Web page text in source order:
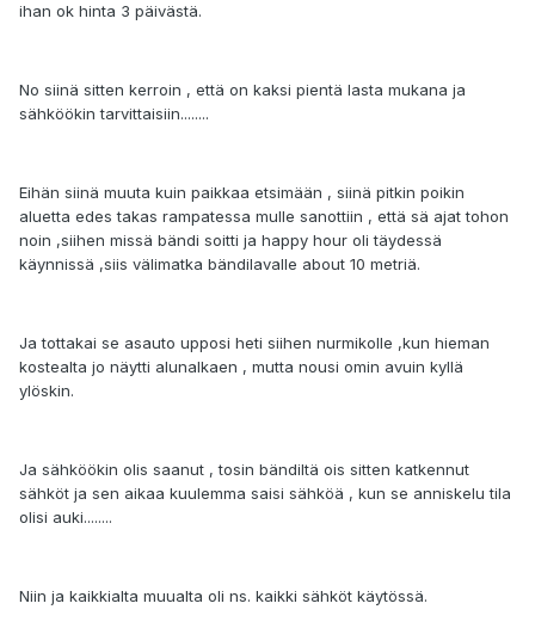
ihan ok hinta 3 päivästä.
No siinä sitten kerroin , että on kaksi pientä lasta mukana ja
sähköökin tarvittaisiin........
Eihän siinä muuta kuin paikkaa etsimään , siinä pitkin poikin
aluetta edes takas rampatessa mulle sanottiin , että sä ajat tohon
noin ,siihen missä bändi soitti ja happy hour oli täydessä
käynnissä ,siis välimatka bändilavalle about 10 metriä.
Ja tottakai se asauto upposi heti siihen nurmikolle ,kun hieman
kostealta jo näytti alunalkaen , mutta nousi omin avuin kyllä
ylöskin.
Ja sähköökin olis saanut , tosin bändiltä ois sitten katkennut
sähköt ja sen aikaa kuulemma saisi sähköä , kun se anniskelu tila
olisi auki........
Niin ja kaikkialta muualta oli ns. kaikki sähköt käytössä.